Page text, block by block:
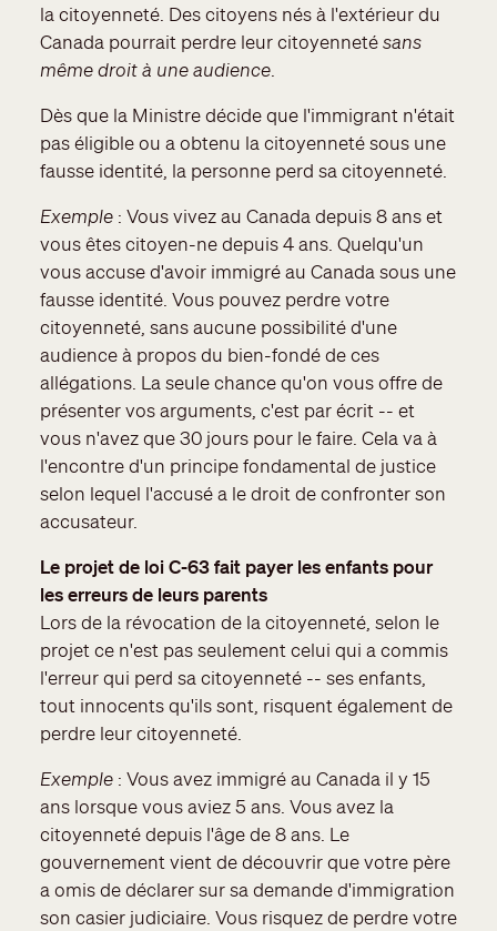
la citoyenneté. Des citoyens nés à l'extérieur du
Canada pourrait perdre leur citoyennetésans
même droit à une audience.
Dès que la Ministre décide que l'immigrant n'était
pas éligible ou a obtenu la citoyenneté sous une
fausse identité, la personne perd sa citoyenneté.
Exemple : Vous vivez au Canada depuis 8 ans et
vous êtes citoyen-ne depuis 4 ans. Quelqu'un
vous accuse d'avoir immigré au Canada sous une
fausse identité. Vous pouvez perdre votre
citoyenneté, sans aucune possibilité d'une
audience à propos du bien-fondé de ces
allégations. La seule chance qu'on vous offre de
présenter vos arguments, c'est par écrit -- et
vous n'avez que 30 jours pour le faire. Cela va à
l'encontre d'un principe fondamental de justice
selon lequel l'accusé a le droit de confronter son
accusateur.
Le projet de loi C-63 fait payer les enfants pour
les erreurs de leurs parents
Lors de la révocation de la citoyenneté, selon le
projet ce n'est pas seulement celui qui a commis
l'erreur qui perd sa citoyenneté -- ses enfants,
tout innocents qu'ils sont, risquent également de
perdre leur citoyenneté.
Exemple : Vous avez immigré au Canada il y 15
ans lorsque vous aviez 5 ans. Vous avez la
citoyenneté depuis l'âge de 8 ans. Le
gouvernement vient de découvrir que votre père
a omis de déclarer sur sa demande d'immigration
son casier judiciaire. Vous risquez de perdre votre